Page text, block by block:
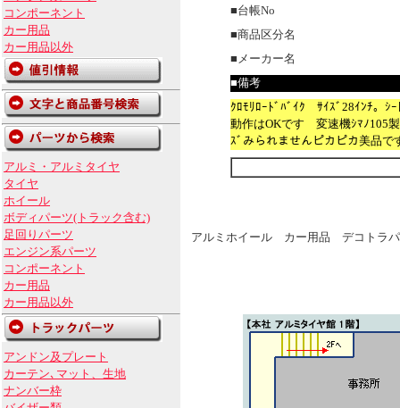
コンポーネント
カー用品
カー用品以外
アルミ・アルミタイヤ
タイヤ
ホイール
ボディパーツ(トラック含む)
足回りパーツ
エンジン系パーツ
コンポーネント
カー用品
カー用品以外
アンドン及プレート
カーテン､マット、生地
ナンバー枠
■台帳No
■商品区分名
■メーカー名
■備考
ｸﾛﾓﾘﾛｰﾄﾞﾊﾞｲｸ ｻｲｽﾞ28ｲﾝﾁ。ｼ
動作はOKです 変速機ｼﾏﾉ105
ｽﾞみられませんピカピカ美品で
アルミホイール カー用品 デコトラ